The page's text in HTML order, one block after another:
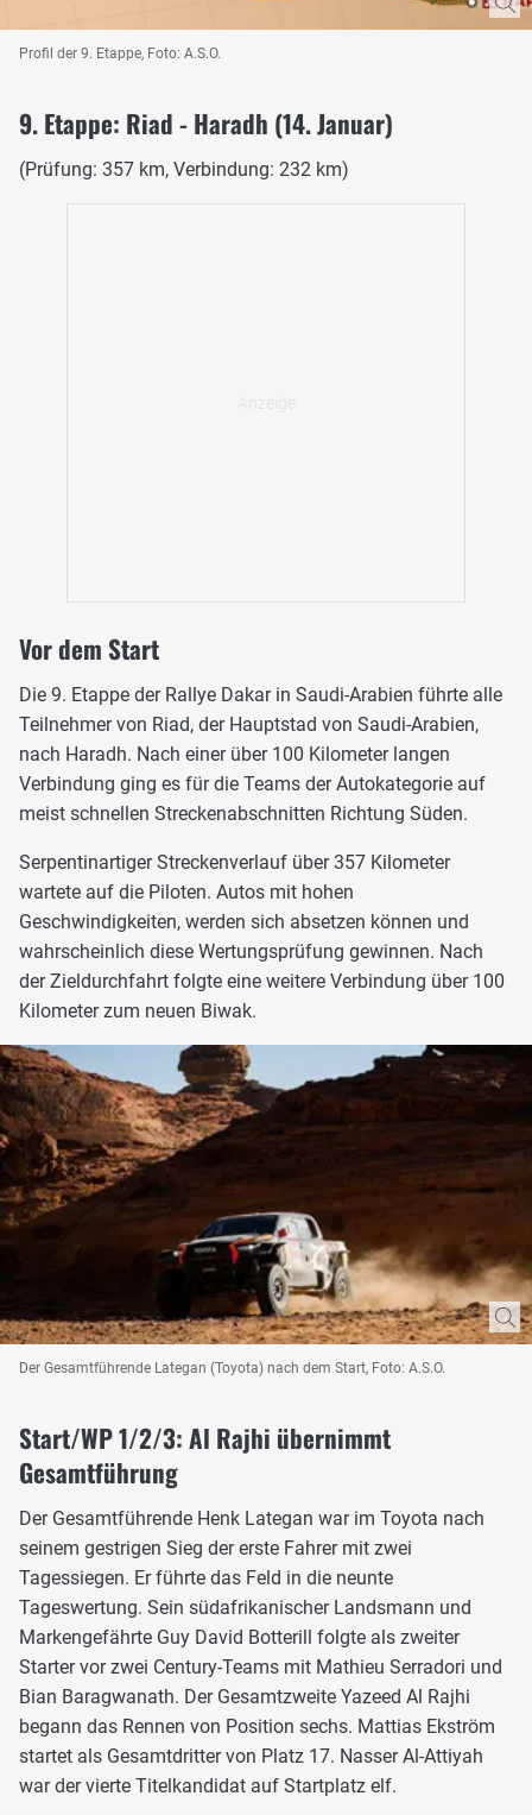
Profil der 9. Etappe, Foto: A.S.O.
9. Etappe: Riad - Haradh (14. Januar)
(Prüfung: 357 km, Verbindung: 232 km)
Vor dem Start
Die 9. Etappe der Rallye Dakar in Saudi-Arabien führte alle
Teilnehmer von Riad, der Hauptstad von Saudi-Arabien,
nach Haradh. Nach einer über 100 Kilometer langen
Verbindung ging es für die Teams der Autokategorie auf
meist schnellen Streckenabschnitten Richtung Süden.
Serpentinartiger Streckenverlauf über 357 Kilometer
wartete auf die Piloten. Autos mit hohen
Geschwindigkeiten, werden sich absetzen können und
wahrscheinlich diese Wertungsprüfung gewinnen. Nach
der Zieldurchfahrt folgte eine weitere Verbindung über 100
Kilometer zum neuen Biwak.
Der Gesamtführende Lategan (Toyota) nach dem Start, Foto: A.S.O.
Start/WP 1/2/3: Al Rajhi übernimmt
Gesamtführung
Der Gesamtführende Henk Lategan war im Toyota nach
seinem gestrigen Sieg der erste Fahrer mit zwei
Tagessiegen. Er führte das Feld in die neunte
Tageswertung. Sein südafrikanischer Landsmann und
Markengefährte Guy David Botterill folgte als zweiter
Starter vor zwei Century-Teams mit Mathieu Serradori und
Bian Baragwanath. Der Gesamtzweite Yazeed Al Rajhi
begann das Rennen von Position sechs. Mattias Ekström
startet als Gesamtdritter von Platz 17. Nasser Al-Attiyah
war der vierte Titelkandidat auf Startplatz elf.